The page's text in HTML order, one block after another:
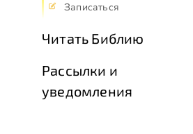
Записаться
Читать Библию
Рассылки и
уведомления